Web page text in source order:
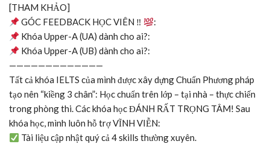
[THAM KHẢO]
GÓC FEEDBACK HỌC VIÊN ‼
:
Khóa Upper-A (UA) dành cho ai?:
Khóa Upper-A (UB) dành cho ai?:
—————————————
Tất cả khóa IELTS của mình được xây dựng Chuẩn Phương pháp
tạo nên “kiềng 3 chân”: Học chuẩn trên lớp – tại nhà – thực chiến
trong phòng thi. Các khóa học ĐÁNH RẤT TRỌNG TÂM! Sau
khóa học, mình luôn hỗ trợ VĨNH VIỄN:
Tài liệu cập nhật quý cả 4 skills thường xuyên.